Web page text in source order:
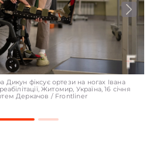
Дикун фіксує ортези на ногах Івана
Житомир, Україна, 16 січня
Деркачов / Frontliner